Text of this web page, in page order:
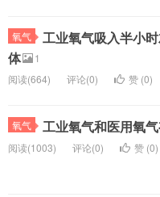
氧气
工业氧气吸入半小
体
1
阅读(664)
评论(0) 赞 (0)
氧气 工业氧气和医用氧
阅读(1003)
评论(0) 赞 (0)